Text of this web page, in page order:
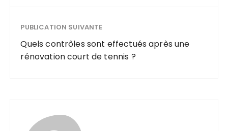
PUBLICATION SUIVANTE
Quels contrôles sont effectués après une
rénovation court de tennis ?